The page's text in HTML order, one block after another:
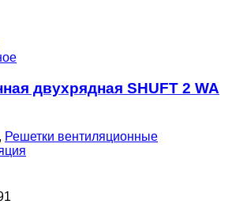
двухрядная SHUFT 2 WA
, Решетки вентиляционные